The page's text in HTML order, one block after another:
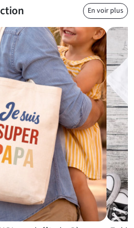
si vous cherchez un
symbolique et prêt à faire
par un enfant, un adolescent ou un
l’occasion avec un objet du
évite les longs discours : il dit
graphique douce et familiale. Pour
ou trouver une autre attention
pouvez aussi découvrir notre
parfaite pour la fête des pères.
papa, pratique au quotidien
chaînette métalliques, ce porte-clés
trousseau de maison, de voiture, de
orange vive le rend visible
utile pour retrouver ses clés plus
le fond coloré, le texte blanc et
un rendu lisible et affectueux.
En voir plus